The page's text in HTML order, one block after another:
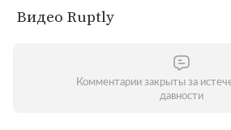
Видео Ruptly
Комментарии закрыты за
давности